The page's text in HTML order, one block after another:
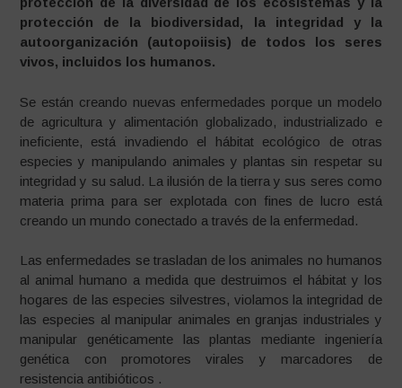
protección de la biodiversidad, la integridad y la
autoorganización (autopoiisis) de todos los seres
vivos, incluidos los humanos.
Se están creando nuevas enfermedades porque un modelo
de agricultura y alimentación globalizado, industrializado e
ineficiente, está invadiendo el hábitat ecológico de otras
especies y manipulando animales y plantas sin respetar su
integridad y su salud. La ilusión de la tierra y sus seres como
materia prima para ser explotada con fines de lucro está
creando un mundo conectado a través de la enfermedad.
Las enfermedades se trasladan de los animales no humanos
al animal humano a medida que destruimos el hábitat y los
hogares de las especies silvestres, violamos la integridad de
las especies al manipular animales en granjas industriales y
manipular genéticamente las plantas mediante ingeniería
genética con promotores virales y marcadores de
resistencia antibióticos .